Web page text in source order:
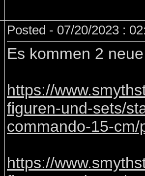
Posted - 07/20/2023 :
Es kommen 2
https://
figuren-und-sets/
commando-15-cm/
https://